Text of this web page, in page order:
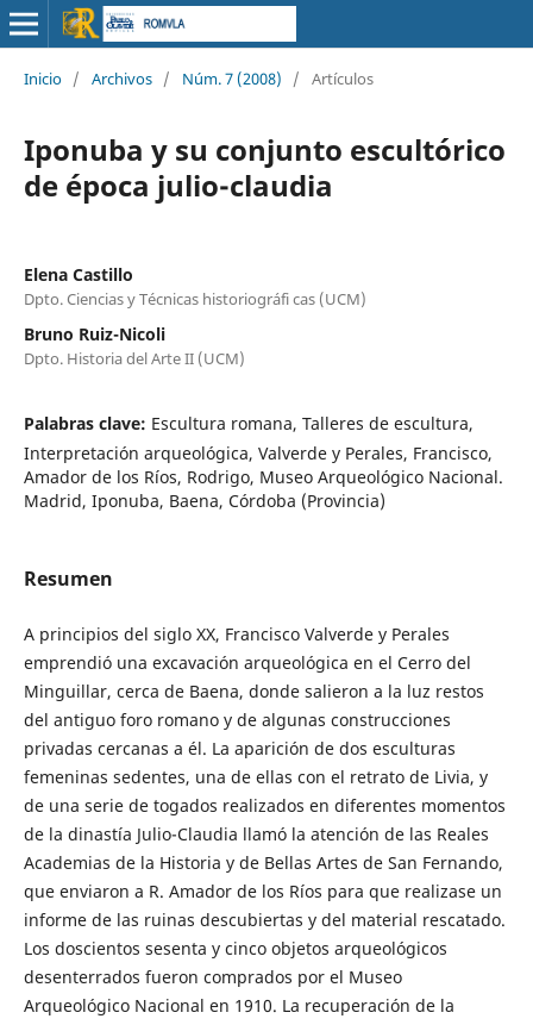
Inicio / Archivos / Núm. 7 (2008) / Artículos
Iponuba y su conjunto escultórico
de época julio-claudia
Elena Castillo
Dpto. Ciencias y Técnicas historiográfi cas (UCM)
Bruno Ruiz-Nicoli
Dpto. Historia del Arte II (UCM)
Palabras clave: Escultura romana, Talleres de escultura,
Interpretación arqueológica, Valverde y Perales, Francisco,
Amador de los Ríos, Rodrigo, Museo Arqueológico Nacional.
Madrid, Iponuba, Baena, Córdoba (Provincia)
Resumen
A principios del siglo XX, Francisco Valverde y Perales
emprendió una excavación arqueológica en el Cerro del
Minguillar, cerca de Baena, donde salieron a la luz restos
del antiguo foro romano y de algunas construcciones
privadas cercanas a él. La aparición de dos esculturas
femeninas sedentes, una de ellas con el retrato de Livia, y
de una serie de togados realizados en diferentes momentos
de la dinastía Julio-Claudia llamó la atención de las Reales
Academias de la Historia y de Bellas Artes de San Fernando,
que enviaron a R. Amador de los Ríos para que realizase un
informe de las ruinas descubiertas y del material rescatado.
Los doscientos sesenta y cinco objetos arqueológicos
desenterrados fueron comprados por el Museo
Arqueológico Nacional en 1910. La recuperación de la